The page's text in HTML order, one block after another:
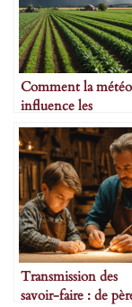
Comment la météo
influence les
productions
Transmission des
savoir-faire : de